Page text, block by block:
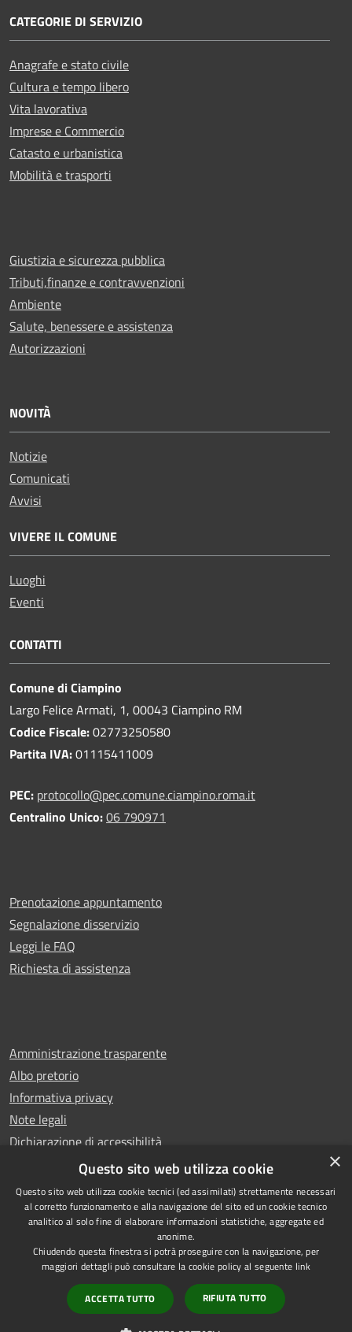
CATEGORIE DI SERVIZIO
Anagrafe e stato civile
Cultura e tempo libero
Vita lavorativa
Imprese e Commercio
Catasto e urbanistica
Mobilità e trasporti
Giustizia e sicurezza pubblica
Tributi,finanze e contravvenzioni
Ambiente
Salute, benessere e assistenza
Autorizzazioni
NOVITÀ
Notizie
Comunicati
Avvisi
VIVERE IL COMUNE
Luoghi
Eventi
CONTATTI
Comune di Ciampino
Largo Felice Armati, 1, 00043 Ciampino RM
Codice Fiscale:02773250580
Partita IVA:01115411009
PEC: protocollo@pec.comune.ciampino.roma.it
Centralino Unico:06 790971
Prenotazione appuntamento
Segnalazione disservizio
Leggi le FAQ
Richiesta di assistenza
Amministrazione trasparente
Albo pretorio
Informativa privacy
Note legali
Dichiarazione di accessibilità
Whistleblowing
Accessibilità
Copyright © 2024 Città
di Ciampino
Powered byMunicipium
• Accesso redazione
×
Questo sito web utilizza cookie
Questo sito web utilizza cookie tecnici (ed assimilati) strettamente necessari
al corretto funzionamento e alla navigazione del sito ed un cookie tecnico
analitico al solo fine di elaborare informazioni statistiche, aggregate ed
anonime.
Chiudendo questa finestra si potrà proseguire con la navigazione, per
maggiori dettagli può consultare la cookie policy al seguente link
ACCETTA TUTTO RIFIUTA TUTTO